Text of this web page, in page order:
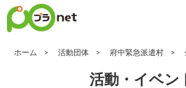
ホーム 活動団体 府中緊急派遣村
活動・イベン